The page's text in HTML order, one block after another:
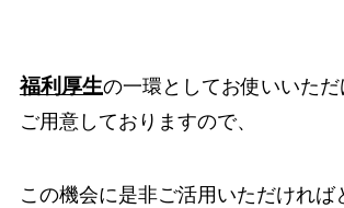
福利厚生の一環としてお使いいた
ご用意しておりますので、
この機会に是非ご活用いただければ